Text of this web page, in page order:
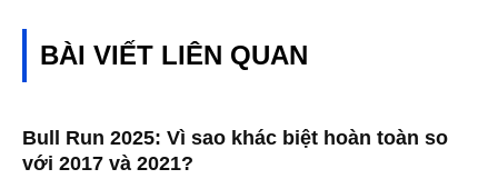
BÀI VIẾT LIÊN QUAN
Bull Run 2025: Vì sao khác biệt hoàn toàn so
với 2017 và 2021?